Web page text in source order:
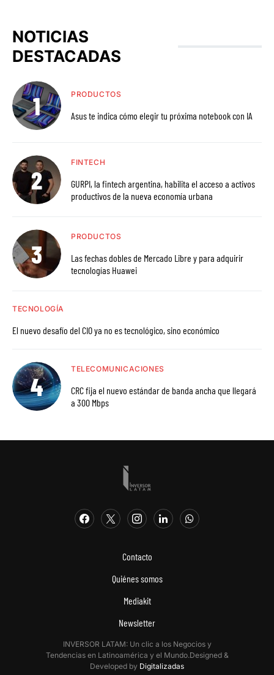
NOTICIAS
DESTACADAS
PRODUCTOS
Asus te indica cómo elegir tu próxima notebook con IA
FINTECH
GURPI, la fintech argentina, habilita el acceso a activos
productivos de la nueva economía urbana
PRODUCTOS
Las fechas dobles de Mercado Libre y para adquirir
tecnologías Huawei
TECNOLOGÍA
El nuevo desafío del CIO ya no es tecnológico, sino económico
TELECOMUNICACIONES
CRC fija el nuevo estándar de banda ancha que llegará
a 300 Mbps
Contacto
Quiénes somos
Mediakit
Newsletter
INVERSOR LATAM: Un clic a los Negocios y
Tendencias en Latinoamérica y el Mundo.Designed &
Developed by Digitalizadas